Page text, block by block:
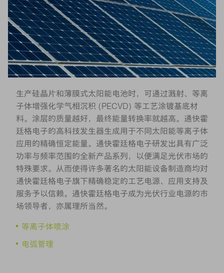
生产硅晶片和薄膜式太阳能电池时，可通过溅射、等离
子体增强化学气相沉积 (PECVD) 等工艺涂镀基底材
料。涂层的质量越好，最终能量转换率就越高。通快霍
廷格电子的高科技发生器生成用于不同太阳能等离子体
应用的精确恒定能量。通快霍廷格电子研发出具有广泛
功率与频率范围的全新产品系列，以便满足光伏市场的
特殊要求。从而使得许多著名的太阳能设备制造商均对
通快霍廷格电子旗下精确稳定的工艺电源、应用支持及
服务予以信赖。通快霍廷格电子成为光伏行业电源的市
场领导者，亦属理所当然。
等离子体喷涂
电弧管理